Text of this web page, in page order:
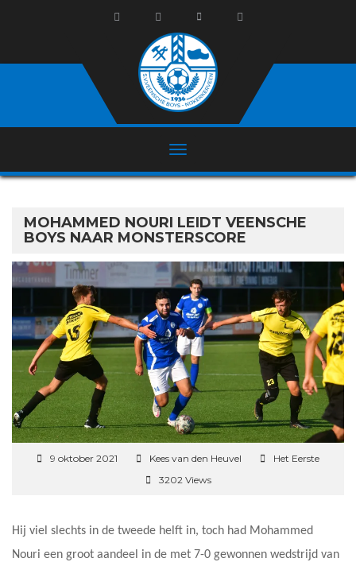
MOHAMMED NOURI LEIDT VEENSCHE
BOYS NAAR MONSTERSCORE
9 oktober 2021 Kees van den Heuvel
Het Eerste
3202 Views
Hij viel slechts in de tweede helft in, toch had Mohammed
Nouri een groot aandeel in de met 7-0 gewonnen wedstrijd van